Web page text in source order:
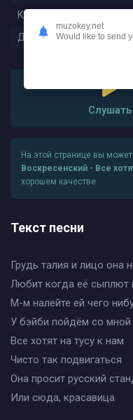
Качество:
Дата релиза:
Слушать
На этой странице вы
Воскресенский - Все
хорошем качестве
Текст песни
Грудь талия и лицо она
Любит когда её сыплют
М-м налейте ей чего
У бэйби пойдём со мной
Все хотят на тусу к нам
Чисто так подвигаться
Она просит русский
Или сюда, красавица
muzokey.net
Would like to send